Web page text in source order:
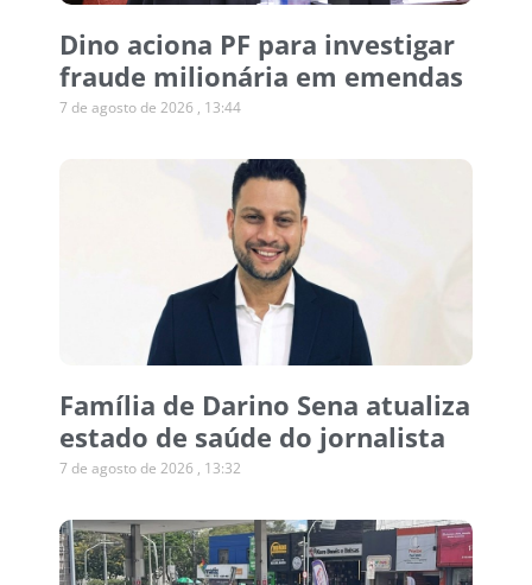
Dino aciona PF para investigar
fraude milionária em emendas
7 de agosto de 2026 13:44
Família de Darino Sena atualiza
estado de saúde do jornalista
7 de agosto de 2026 13:32